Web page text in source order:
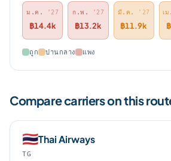
ม.ค. '27
฿14.4k
ก.พ. '27
฿13.2k
มี.ค. '27
฿11.9k
เ
ถูก ปานกลาง แพง
Compare carriers on this
🇹🇭Thai Airways
TG